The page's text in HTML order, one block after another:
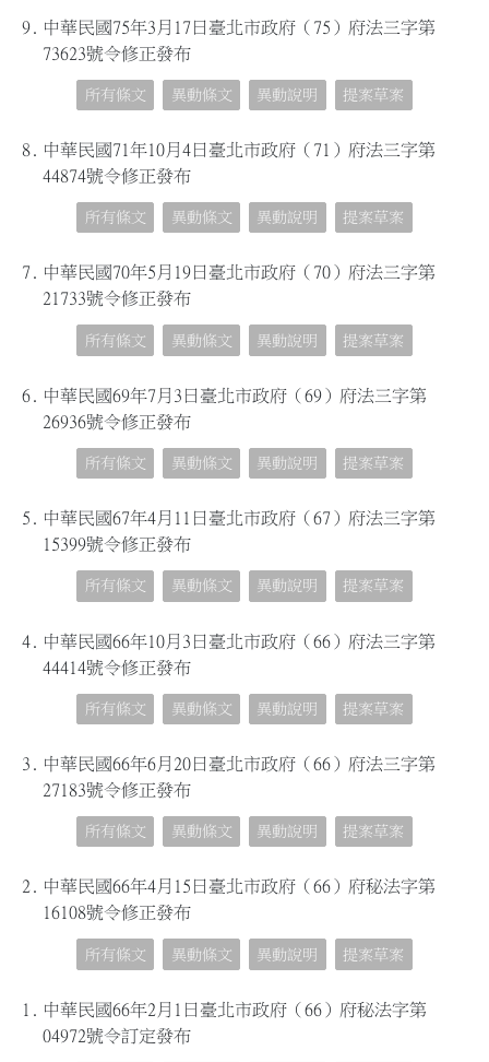
9.
中華民國75年3月17日臺北市政府（75）府法三字第
73623號令修正發布
所有條文 異動條文 異動說明 提案草案
8.
中華民國71年10月4日臺北市政府（71）府法三字第
44874號令修正發布
所有條文 異動條文 異動說明 提案草案
7. 中華民國70年5月19日臺北市政府（70）府法三字第
21733號令修正發布
所有條文 異動條文 異動說明 提案草案
6.
中華民國69年7月3日臺北市政府（69）府法三字第
26936號令修正發布
所有條文 異動條文 異動說明 提案草案
5. 中華民國67年4月11日臺北市政府（67）府法三字第
15399號令修正發布
所有條文 異動條文 異動說明 提案草案
4.
中華民國66年10月3日臺北市政府（66）府法三字第
44414號令修正發布
所有條文 異動條文 異動說明 提案草案
3.
中華民國66年6月20日臺北市政府（66）府法三字第
27183號令修正發布
所有條文 異動條文 異動說明 提案草案
2. 中華民國66年4月15日臺北市政府（66）府秘法字第
16108號令修正發布
所有條文 異動條文 異動說明 提案草案
1.
中華民國66年2月1日臺北市政府（66）府秘法字第
04972號令訂定發布